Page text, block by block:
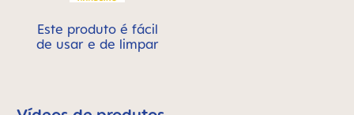
Este produto é fácil
de usar e de limpar